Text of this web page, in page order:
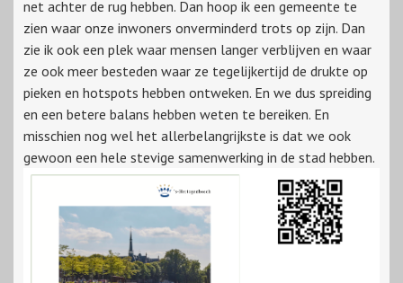
net achter de rug hebben. Dan hoop ik een gemeente te
zien waar onze inwoners onverminderd trots op zijn. Dan
zie ik ook een plek waar mensen langer verblijven en waar
ze ook meer besteden waar ze tegelijkertijd de drukte op
pieken en hotspots hebben ontweken. En we dus spreiding
en een betere balans hebben weten te bereiken. En
misschien nog wel het allerbelangrijkste is dat we ook
gewoon een hele stevige samenwerking in de stad hebben.